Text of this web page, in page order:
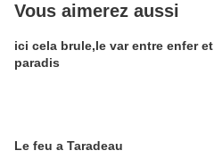
Vous aimerez aussi
ici cela brule,le var entre enfer et
paradis
Le feu a Taradeau